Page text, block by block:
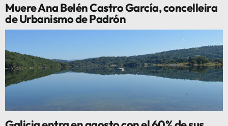
Muere Ana Belén Castro García, concelleira
de Urbanismo de Padrón